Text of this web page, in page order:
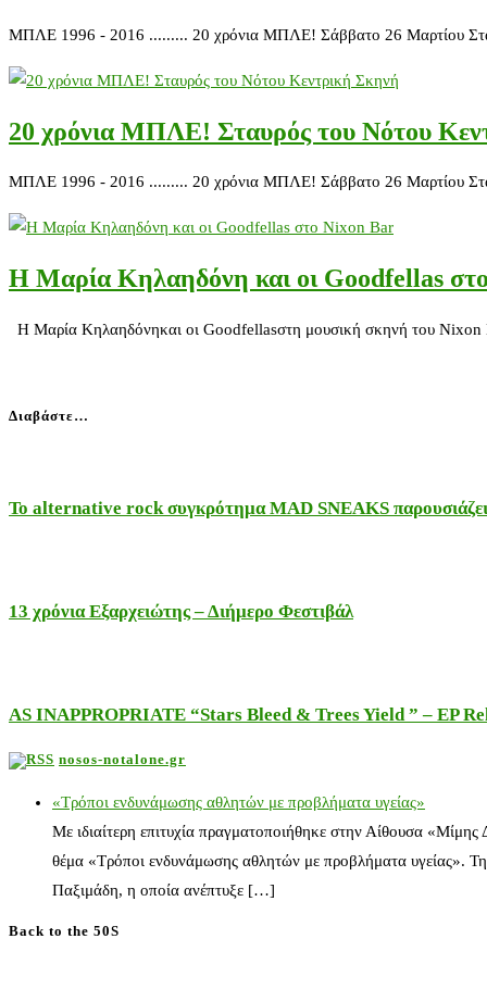
ΜΠΛΕ 1996 - 2016 ......... 20 χρόνια ΜΠΛΕ! Σάββατο 26 Μαρτίου
20 χρόνια ΜΠΛΕ! Σταυρός του Νότου
ΜΠΛΕ 1996 - 2016 ......... 20 χρόνια ΜΠΛΕ! Σάββατο 26 Μαρτίου
Η Μαρία Κηλαηδόνη και οι Goodfellas
Η Μαρία Κηλαηδόνηκαι οι Goodfellasστη μουσική σκηνή του
Διαβάστε…
Το alternative rock συγκρότημα MAD SNEAKS
13 χρόνια Εξαρχειώτης – Διήμερο Φεστιβάλ
AS INAPPROPRIATE “Stars Bleed & Trees Yield ” – EP
nosos-notalone.gr
«Τρόποι ενδυνάμωσης αθλητών με προβλήματα υγείας»
Με ιδιαίτερη επιτυχία πραγματοποιήθηκε στην Αίθουσα
θέμα «Τρόποι ενδυνάμωσης αθλητών με προβλήματα υγείας».
Παξιμάδη, η οποία ανέπτυξε […]
Back to the 50S